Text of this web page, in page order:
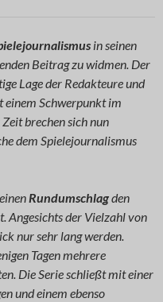
in seinen
Beitrag zu widmen. Der
Lage der Redakteure und
einem Schwerpunkt im
brechen sich nun
dem Spielejournalismus
Rundumschlagden
Angesichts der Vielzahl von
nur sehr lang werden.
Tagen mehrere
Die Serie schließt mit einer
und einem ebenso